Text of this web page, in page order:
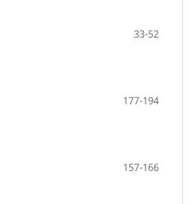
33-52
177-194
157-166